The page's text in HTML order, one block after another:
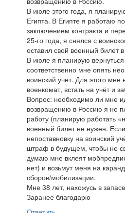
В июле этого года, я
Египта. В Египте я работаю
заключением контракта и
25-го года, я снялся с
оставил свой военный билет
В июле я планирую
соответственно мне опять
воинский учёт. Для этого мне
военкомат, встать на учёт и
Вопрос: необходимо ли мне
возвращению в Россию я не
работу (планирую работать
военный билет не нужен.
непоставновку на воинский
штраф в будущем, чтобы не
думаю мне вклеят
нет) и возьмут меня на
сборов/мобилизации.
Мне 38 лет, нахожусь в
Заранее благодарю